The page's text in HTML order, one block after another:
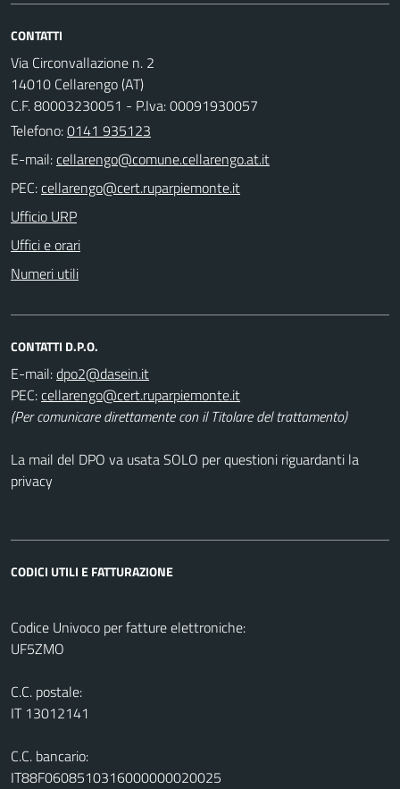
CONTATTI
Via Circonvallazione n. 2
14010 Cellarengo (AT)
C.F. 80003230051 - P.Iva: 00091930057
Telefono:0141 935123
E-mail:
PEC:
Ufficio URP
Uffici e orari
Numeri utili
CONTATTI D.P.O.
E-mail:
PEC:
(Per comunicare direttamente con il Titolare del trattamento)
La mail del DPO va usata SOLO per questioni riguardanti la
privacy
CODICI UTILI E FATTURAZIONE
Codice Univoco per fatture elettroniche:
UF5ZMO
C.C. postale:
IT 13012141
C.C. bancario:
IT88F0608510316000000020025